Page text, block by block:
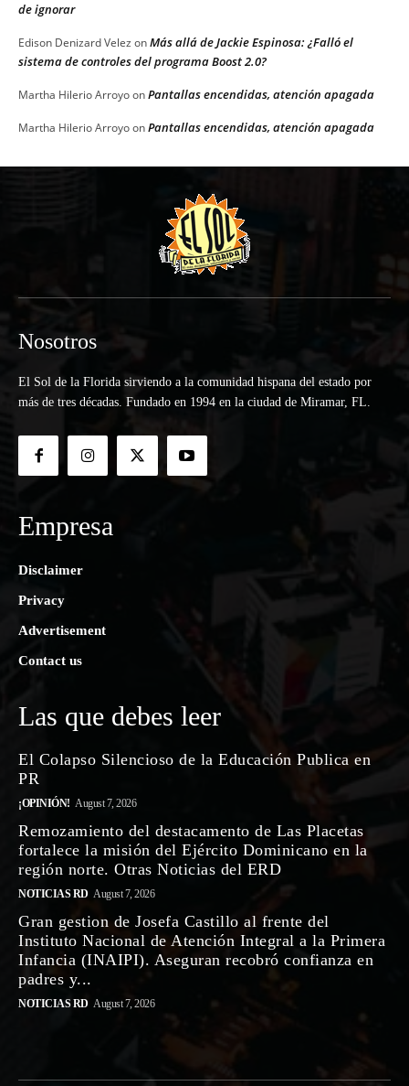
de ignorar
Edison Denizard Velez onMás allá de Jackie Espinosa: ¿Falló el
sistema de controles del programa Boost 2.0?
Martha Hilerio ArroyoonPantallas encendidas, atención apagada
Martha Hilerio ArroyoonPantallas encendidas, atención apagada
Nosotros
El Sol de la Florida sirviendo a la comunidad hispana del estado por
más de tres décadas. Fundado en 1994 en la ciudad de Miramar, FL.
Empresa
Disclaimer
Privacy
Advertisement
Contact us
Las que debes leer
El Colapso Silencioso de la Educación Publica en
PR
¡OPINIÓN! August 7, 2026
Remozamiento del destacamento de Las Placetas
fortalece la misión del Ejército Dominicano en la
región norte. Otras Noticias del ERD
NOTICIAS RD August 7, 2026
Gran gestion de Josefa Castillo al frente del
Instituto Nacional de Atención Integral a la Primera
Infancia (INAIPI). Aseguran recobró confianza en
padres y...
NOTICIAS RD August 7, 2026